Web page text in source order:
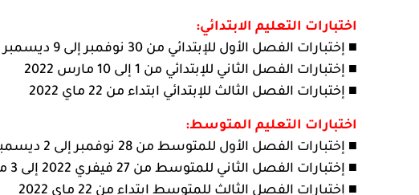
اختبارات التعليم الابتدائي:
■ إختبارات الفصل الأول للإبتدائي من 30 نوفمبر إلى 9 ديسمبر
■ إختبارات الفصل الثاني للإبتدائي من 1 إلى 10 مارس 2022
■ إختبارات الفصل الثالث للإبتدائي ابتداء من 22 ماي 2022
اختبارات التعليم المتوسط:
■ إختبارات الفصل الأول للمتوسط من 28 نوفمبر إلى 2 ديسمبر
■ إختبارات الفصل الثاني للمتوسط من 27 فيفري 2022 إلى 3 مارس
■ إختبارات الفصل الثالث للمتوسط ابتداء من 22 ماي 2022